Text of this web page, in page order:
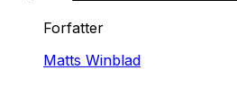
Forfatter
Matts Winblad